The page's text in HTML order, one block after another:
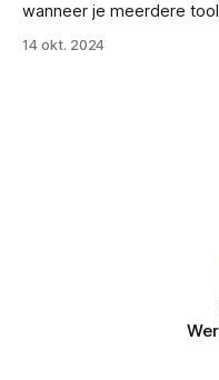
wanneer je meerdere
registreren van
14 okt. 2024